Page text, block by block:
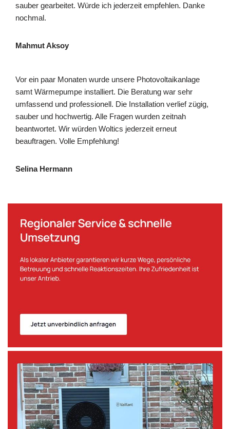
sauber gearbeitet. Würde ich jederzeit empfehlen. Danke
nochmal.
Mahmut Aksoy
Vor ein paar Monaten wurde unsere Photovoltaikanlage
samt Wärmepumpe installiert. Die Beratung war sehr
umfassend und professionell. Die Installation verlief zügig,
sauber und hochwertig. Alle Fragen wurden zeitnah
beantwortet. Wir würden Woltics jederzeit erneut
beauftragen. Volle Empfehlung!
Selina Hermann